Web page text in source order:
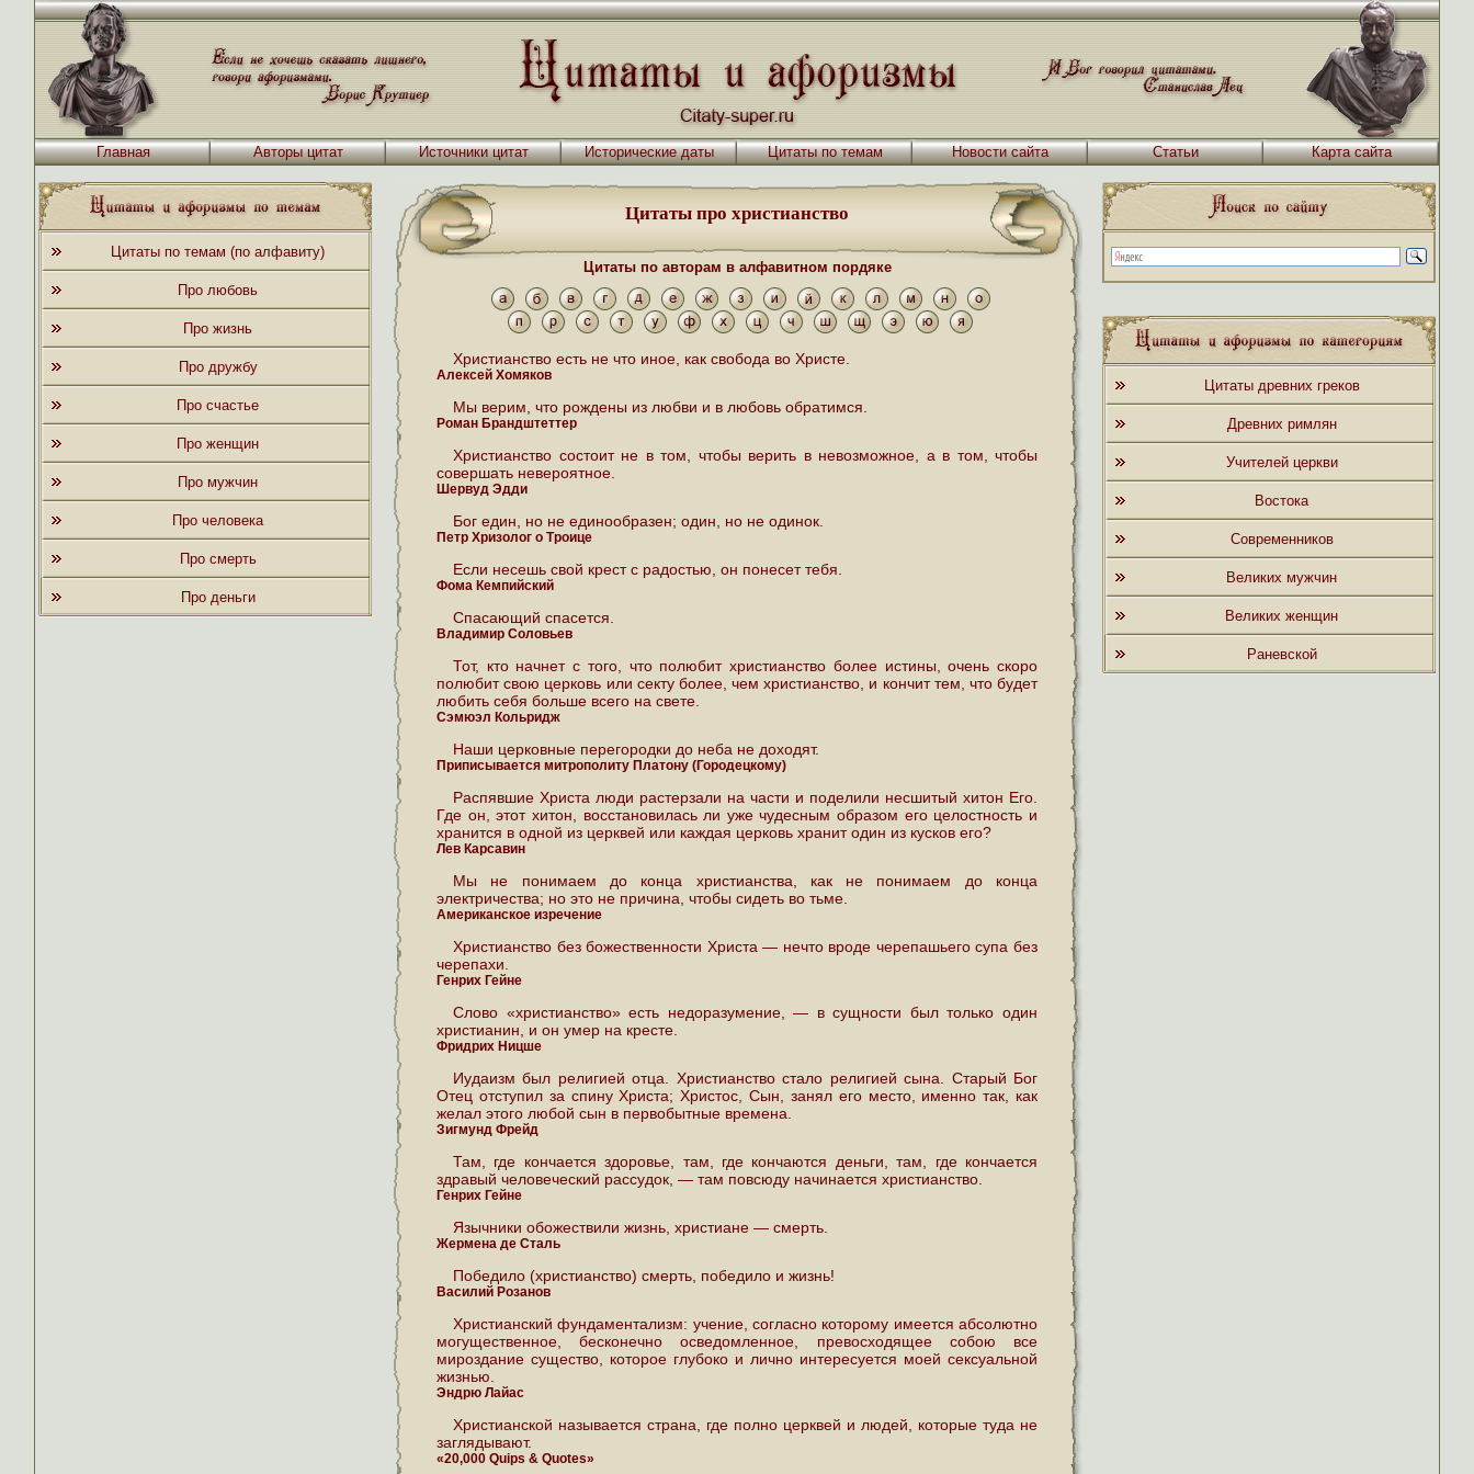
Главная Авторы цитат Источники цитат Исторические даты Цитаты по темам Новости сайта Статьи Карта сайта
Цитаты по темам (по алфавиту)
Про любовь
Про жизнь
Про дружбу
Про счастье
Про женщин
Про мужчин
Про человека
Про смерть
Про деньги
Цитаты про христианство
Цитаты по авторам в алфавитном пордяке
Христианство есть не что иное, как свобода во Христе.
Алексей Хомяков
Мы верим, что рождены из любви и в любовь обратимся.
Роман Брандштеттер
Христианство состоит не в том, чтобы верить в невозможное, а в том, чтобы
совершать невероятное.
Шервуд Эдди
Бог един, но не единообразен; один, но не одинок.
Петр Хризолог о Троице
Если несешь свой крест с радостью, он понесет тебя.
Фома Кемпийский
Спасающий спасется.
Владимир Соловьев
Тот, кто начнет с того, что полюбит христианство более истины, очень скоро
полюбит свою церковь или секту более, чем христианство, и кончит тем, что будет
любить себя больше всего на свете.
Сэмюэл Кольридж
Наши церковные перегородки до неба не доходят.
Приписывается митрополиту Платону (Городецкому)
Распявшие Христа люди растерзали на части и поделили несшитый хитон Его.
Где он, этот хитон, восстановилась ли уже чудесным образом его целостность и
хранится в одной из церквей или каждая церковь хранит один из кусков его?
Лев Карсавин
Мы не понимаем до конца христианства, как не понимаем до конца
электричества; но это не причина, чтобы сидеть во тьме.
Американское изречение
Христианство без божественности Христа — нечто вроде черепашьего супа без
черепахи.
Генрих Гейне
Слово «христианство» есть недоразумение, — в сущности был только один
христианин, и он умер на кресте.
Фридрих Ницше
Иудаизм был религией отца. Христианство стало религией сына. Старый Бог
Отец отступил за спину Христа; Христос, Сын, занял его место, именно так, как
желал этого любой сын в первобытные времена.
Зигмунд Фрейд
Там, где кончается здоровье, там, где кончаются деньги, там, где кончается
здравый человеческий рассудок, — там повсюду начинается христианство.
Генрих Гейне
Язычники обожествили жизнь, христиане — смерть.
Жермена де Сталь
Победило (христианство) смерть, победило и жизнь!
Василий Розанов
Христианский фундаментализм: учение, согласно которому имеется абсолютно
могущественное, бесконечно осведомленное, превосходящее собою все
мироздание существо, которое глубоко и лично интересуется моей сексуальной
жизнью.
Эндрю Лайас
Христианской называется страна, где полно церквей и людей, которые туда не
заглядывают.
«20,000 Quips & Quotes»
Цитаты древних греков
Древних римлян
Учителей церкви
Востока
Современников
Великих мужчин
Великих женщин
Раневской